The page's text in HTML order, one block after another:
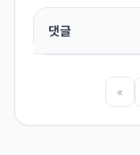
댓글
«